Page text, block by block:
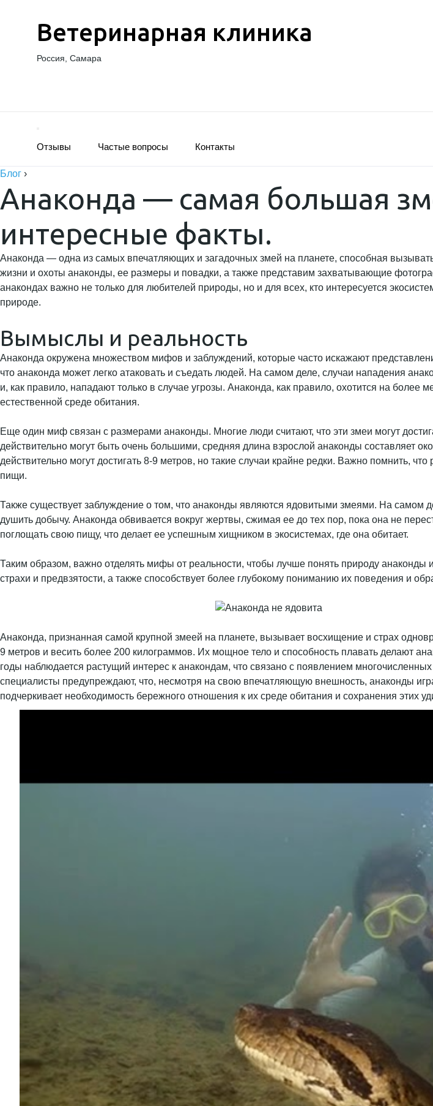
Ветеринарная клиника
Россия, Самара
Отзывы Частые вопросы Контакты
Блог ›
Анаконда — самая большая
интересные факты.
Анаконда — одна из самых впечатляющих и загадочных змей на планете, способная
жизни и охоты анаконды, ее размеры и повадки, а также представим захватывающие
анакондах важно не только для любителей природы, но и для всех, кто интересуется
природе.
Вымыслы и реальность
Анаконда окружена множеством мифов и заблуждений, которые часто искажают
что анаконда может легко атаковать и съедать людей. На самом деле, случаи нападения
и, как правило, нападают только в случае угрозы. Анаконда, как правило, охотится на
естественной среде обитания.
Еще один миф связан с размерами анаконды. Многие люди считают, что эти змеи могут
действительно могут быть очень большими, средняя длина взрослой анаконды составляет
действительно могут достигать 8-9 метров, но такие случаи крайне редки. Важно помнить,
пищи.
Также существует заблуждение о том, что анаконды являются ядовитыми змеями. На самом
душить добычу. Анаконда обвивается вокруг жертвы, сжимая ее до тех пор, пока она не
поглощать свою пищу, что делает ее успешным хищником в экосистемах, где она обитает.
Таким образом, важно отделять мифы от реальности, чтобы лучше понять природу анаконды
страхи и предвзятости, а также способствует более глубокому пониманию их поведения и
Анаконда, признанная самой крупной змеей на планете, вызывает восхищение и страх
9 метров и весить более 200 килограммов. Их мощное тело и способность плавать делают
годы наблюдается растущий интерес к анакондам, что связано с появлением
специалисты предупреждают, что, несмотря на свою впечатляющую внешность, анаконды
подчеркивает необходимость бережного отношения к их среде обитания и сохранения этих